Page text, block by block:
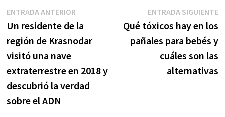
Navegación
de
entradas
ENTRADA ANTERIOREntrada
anterior:
Un residente de la
región de Krasnodar
visitó una nave
extraterrestre en 2018 y
descubrió la verdad
sobre el ADN
ENTRADA SIGUIENTE
Qué tóxicos hay en los
pañales para bebés y
cuáles son las
alternativas